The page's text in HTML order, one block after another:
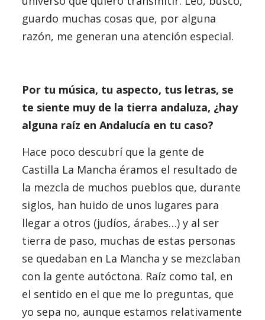
guardo muchas cosas que, por alguna
razón, me generan una atención especial.
Por tu música, tu aspecto, tus letras, se
te siente muy de la tierra andaluza, ¿hay
alguna raíz en Andalucía en tu caso?
Hace poco descubrí que la gente de
Castilla La Mancha éramos el resultado de
la mezcla de muchos pueblos que, durante
siglos, han huido de unos lugares para
llegar a otros (judíos, árabes…) y al ser
tierra de paso, muchas de estas personas
se quedaban en La Mancha y se mezclaban
con la gente autóctona. Raíz como tal, en
el sentido en el que me lo preguntas, que
yo sepa no, aunque estamos relativamente